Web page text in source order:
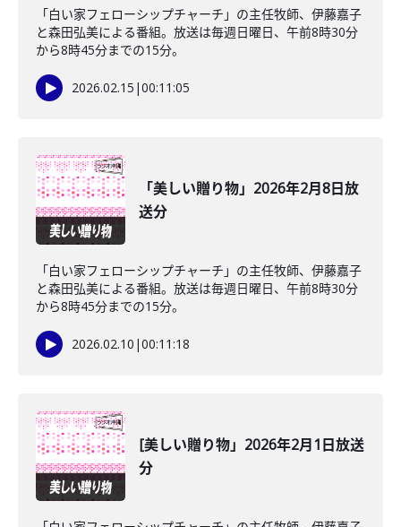
「白い家フェローシップチャーチ」の主任牧師、伊藤嘉子
と森田弘美による番組。放送は毎週日曜日、午前8時30分
から8時45分までの15分。
2026.02.15 |00:11:05
「美しい贈り物」2026年2月8日放
送分
「白い家フェローシップチャーチ」の主任牧師、伊藤嘉子
と森田弘美による番組。放送は毎週日曜日、午前8時30分
から8時45分までの15分。
2026.02.10 |00:11:18
[美しい贈り物」2026年2月1日放送
分